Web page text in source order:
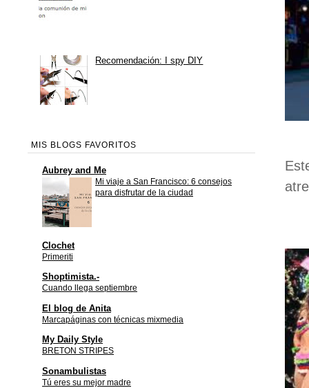
Recomendación: I spy DIY
MIS BLOGS FAVORITOS
Aubrey and Me
Mi viaje a San Francisco: 6 consejos
para disfrutar de la ciudad
Clochet
Primeriti
Shoptimista.-
Cuando llega septiembre
El blog de Anita
Marcapáginas con técnicas mixmedia
My Daily Style
BRETON STRIPES
Sonambulistas
Tú eres su mejor madre